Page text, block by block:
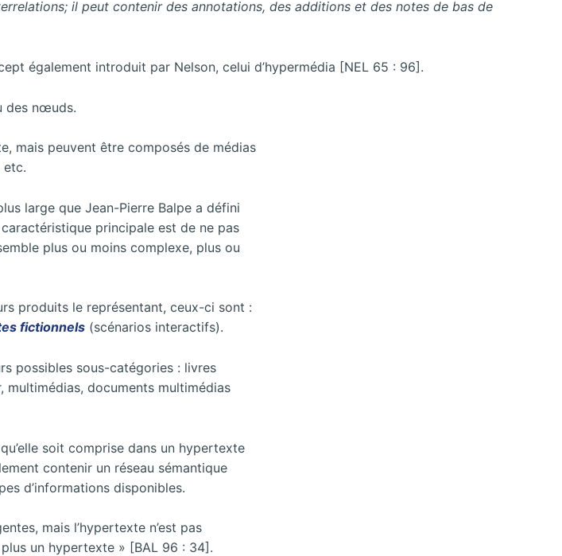
il peut contenir des annotations, des additions et des notes de bas de
également introduit par Nelson, celui d’hypermédia [NEL 65 : 96].
des nœuds.
mais peuvent être composés de médias
etc.
large que Jean-Pierre Balpe a défini
principale est de ne pas
plus ou moins complexe, plus ou
produits le représentant, ceux-ci sont :
fictionnels (scénarios interactifs).
possibles sous-catégories : livres
documents multimédias
soit comprise dans un hypertexte
contenir un réseau sémantique
d’informations disponibles.
mais l’hypertexte n’est pas
un hypertexte » [BAL 96 : 34].